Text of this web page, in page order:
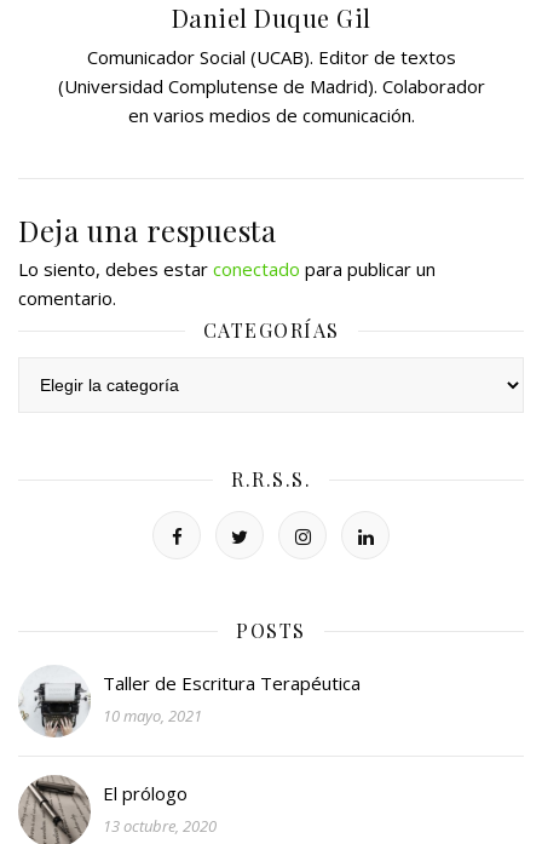
Daniel Duque Gil
Comunicador Social (UCAB). Editor de textos
(Universidad Complutense de Madrid). Colaborador
en varios medios de comunicación.
Deja una respuesta
Lo siento, debes estar conectado para publicar un
comentario.
CATEGORÍAS
R.R.S.S.
POSTS
Taller de Escritura Terapéutica
10 mayo, 2021
El prólogo
13 octubre, 2020